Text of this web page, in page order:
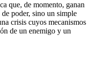
que, de momento, ganan
poder, sino un simple
crisis cuyos mecanismos
de un enemigo y un